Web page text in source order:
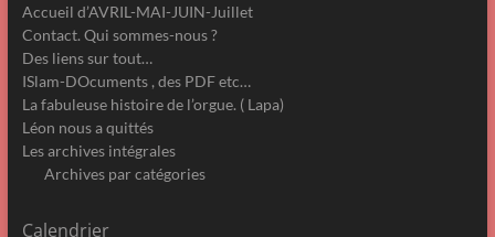
Accueil d’AVRIL-MAI-JUIN-Juillet
Contact. Qui sommes-nous ?
Des liens sur tout…
ISlam-DOcuments , des PDF etc…
La fabuleuse histoire de l’orgue. ( Lapa)
Léon nous a quittés
Les archives intégrales
Archives par catégories
Calendrier